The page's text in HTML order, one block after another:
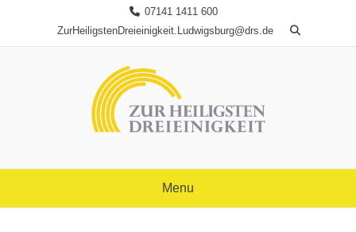
content
07141 1411 600
ZurHeiligstenDreieinigkeit.Ludwigsburg@drs.de
Menu